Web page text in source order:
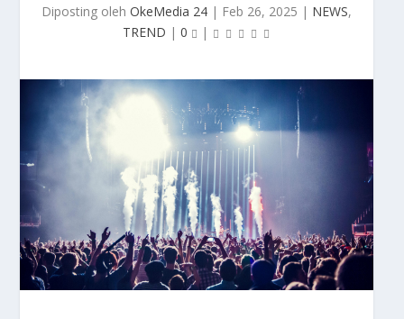
Diposting oleh OkeMedia 24 | Feb 26, 2025 | NEWS,
TREND | 0 |